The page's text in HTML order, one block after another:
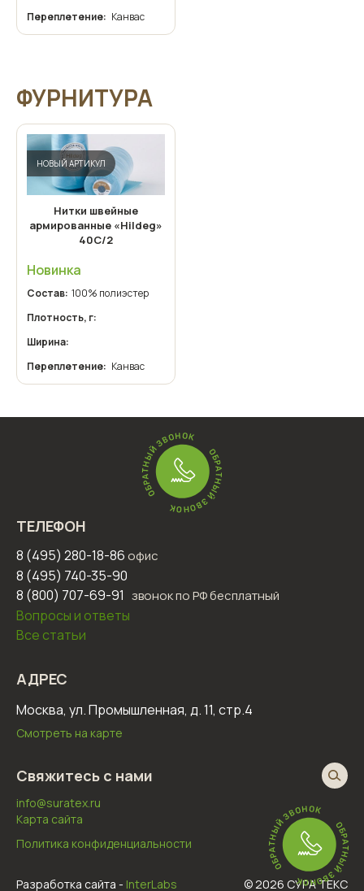
Переплетение: Канвас
ФУРНИТУРА
НОВЫЙ АРТИКУЛ
Нитки швейные
армированные «Hildeg»
40С/2
Новинка
Состав: 100% полиэстер
Плотность, г:
Ширина:
Переплетение: Канвас
ТЕЛЕФОН
8 (495) 280-18-86 офис
8 (495) 740-35-90
8 (800) 707-69-91 звонок по РФ бесплатный
Вопросы и ответы
Все статьи
АДРЕС
Москва, ул. Промышленная, д. 11, стр.4
Смотреть на карте
Свяжитесь с нами
info@suratex.ru
Карта сайта
Политика конфиденциальности
© 2026 СУРА ТЕКС
Разработка сайта - InterLabs